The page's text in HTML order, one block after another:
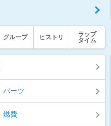
グループ ヒストリ
ラップ
タイム
パーツ
燃費